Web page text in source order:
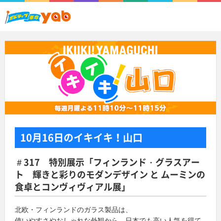
10月16日のイキイキ！山口
＃317 特別展示「フィンランド・グラスアー
ト 輝きと彩りのモダンデザイン と ムーミンの
食卓とコンヴィヴィアル展」
北欧・フィンランドのガラス製品は、